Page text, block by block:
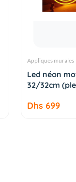
Appliques murales
Led néon
32/32cm
Dhs 699